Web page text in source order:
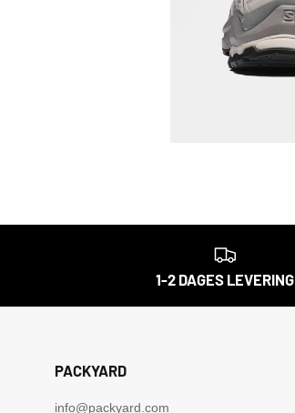
1-2 DAGES LEVERING
PACKYARD
info@packyard.com